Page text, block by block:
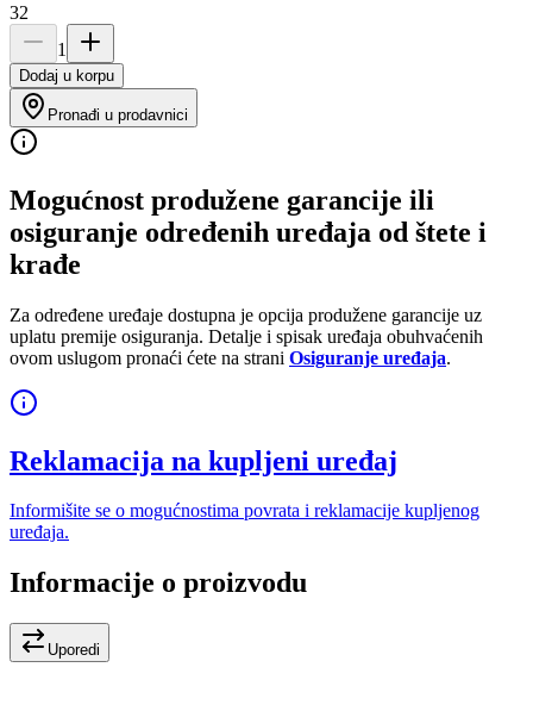
32
1
Dodaj u korpu
Pronađi u prodavnici
Mogućnost produžene garancije ili
osiguranje određenih uređaja od štete i
krađe
Za određene uređaje dostupna je opcija produžene garancije uz
uplatu premije osiguranja. Detalje i spisak uređaja obuhvaćenih
ovom uslugom pronaći ćete na strani Osiguranje uređaja.
Reklamacija na kupljeni uređaj
Informišite se o mogućnostima povrata i reklamacije kupljenog
uređaja.
Informacije o proizvodu
Uporedi